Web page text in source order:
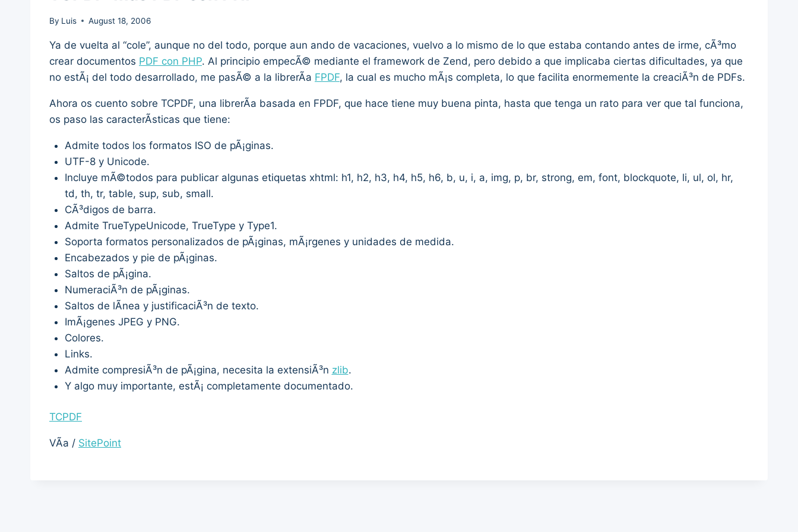
By Luis August 18, 2006
Ya de vuelta al “cole”, aunque no del todo, porque aun ando de vacaciones, vuelvo a lo mismo de lo que estaba contando antes de irme, cÃ³mo
crear documentos PDF con PHP. Al principio empecÃ© mediante el framework de Zend, pero debido a que implicaba ciertas dificultades, ya que
no estÃ¡ del todo desarrollado, me pasÃ© a la librerÃ­a FPDF, la cual es mucho mÃ¡s completa, lo que facilita enormemente la creaciÃ³n de PDFs.
Ahora os cuento sobre TCPDF, una librerÃ­a basada en FPDF, que hace tiene muy buena pinta, hasta que tenga un rato para ver que tal funciona,
os paso las caracterÃ­sticas que tiene:
Admite todos los formatos ISO de pÃ¡ginas.
UTF-8 y Unicode.
Incluye mÃ©todos para publicar algunas etiquetas xhtml: h1, h2, h3, h4, h5, h6, b, u, i, a, img, p, br, strong, em, font, blockquote, li, ul, ol, hr,
td, th, tr, table, sup, sub, small.
CÃ³digos de barra.
Admite TrueTypeUnicode, TrueType y Type1.
Soporta formatos personalizados de pÃ¡ginas, mÃ¡rgenes y unidades de medida.
Encabezados y pie de pÃ¡ginas.
Saltos de pÃ¡gina.
NumeraciÃ³n de pÃ¡ginas.
Saltos de lÃ­nea y justificaciÃ³n de texto.
ImÃ¡genes JPEG y PNG.
Colores.
Links.
Admite compresiÃ³n de pÃ¡gina, necesita la extensiÃ³n zlib.
Y algo muy importante, estÃ¡ completamente documentado.
TCPDF
VÃ­a / SitePoint